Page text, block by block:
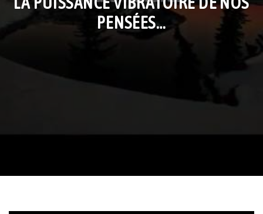
PENSÉES…